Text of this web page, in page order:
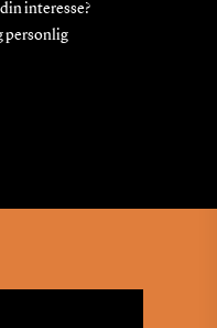
interesse?
personlig